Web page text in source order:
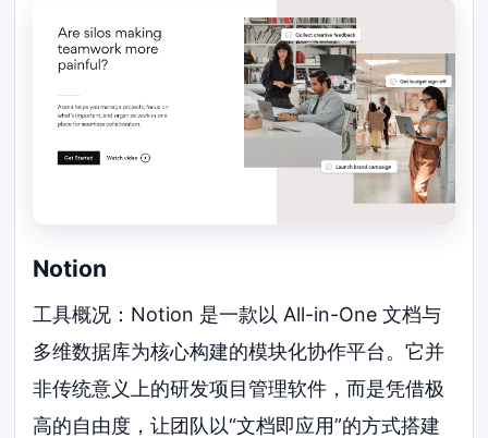
Notion
工具概况：Notion 是一款以 All-in-One 文档与
多维数据库为核心构建的模块化协作平台。它并
非传统意义上的研发项目管理软件，而是凭借极
高的自由度，让团队以“文档即应用”的方式搭建